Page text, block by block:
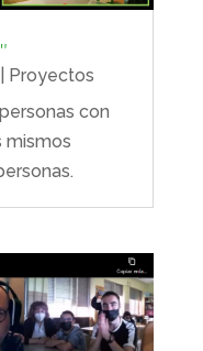
Proyectos
con
mismos